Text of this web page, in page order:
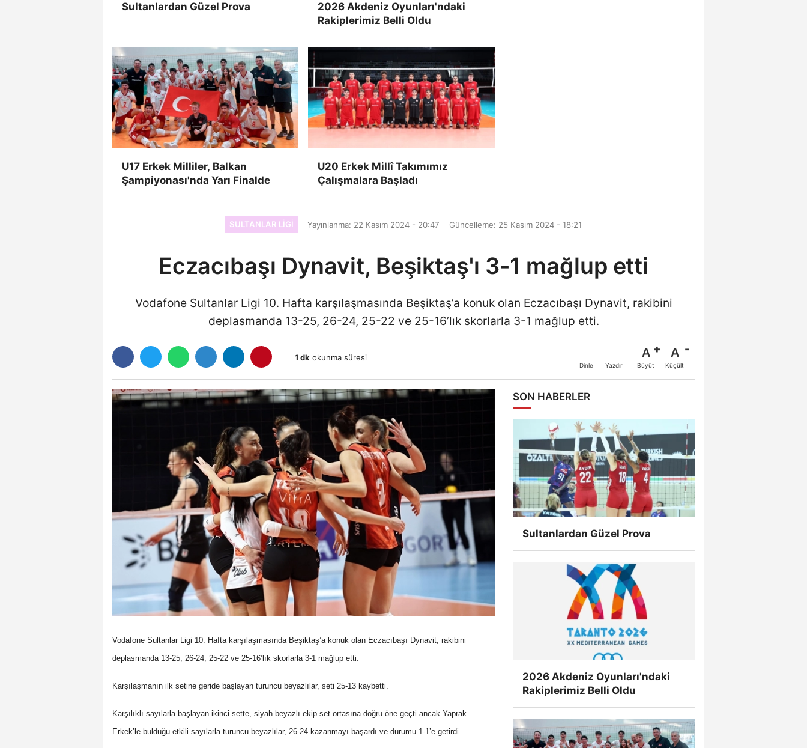
Sultanlardan Güzel Prova
2026 Akdeniz Oyunları'ndaki
Rakiplerimiz Belli Oldu
U17 Erkek Milliler, Balkan
Şampiyonası'nda Yarı Finalde
U20 Erkek Millî Takımımız
Çalışmalara Başladı
SULTANLAR LIGI Yayınlanma: 22 Kasım 2024 - 20:47 Güncelleme: 25 Kasım 2024 - 18:21
Eczacıbaşı Dynavit, Beşiktaş'ı 3-1 mağlup etti
Vodafone Sultanlar Ligi 10. Hafta karşılaşmasında Beşiktaş’a konuk olan Eczacıbaşı Dynavit, rakibini
deplasmanda 13-25, 26-24, 25-22 ve 25-16’lık skorlarla 3-1 mağlup etti.
1 dk okunma süresi
Dinle Yazdır
A
Büyüt
A
Küçült
Vodafone Sultanlar Ligi 10. Hafta karşılaşmasında Beşiktaş’a konuk olan Eczacıbaşı Dynavit, rakibini
deplasmanda 13-25, 26-24, 25-22 ve 25-16’lık skorlarla 3-1 mağlup etti.
Karşılaşmanın ilk setine geride başlayan turuncu beyazlılar, seti 25-13 kaybetti.
Karşılıklı sayılarla başlayan ikinci sette, siyah beyazlı ekip set ortasına doğru öne geçti ancak Yaprak
Erkek’le bulduğu etkili sayılarla turuncu beyazlılar, 26-24 kazanmayı başardı ve durumu 1-1’e getirdi.
SON HABERLER
Sultanlardan Güzel Prova
2026 Akdeniz Oyunları'ndaki
Rakiplerimiz Belli Oldu